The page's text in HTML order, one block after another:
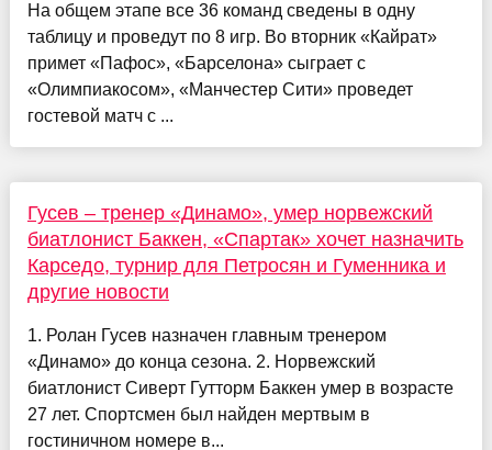
На общем этапе все 36 команд сведены в одну
таблицу и проведут по 8 игр. Во вторник «Кайрат»
примет «Пафос», «Барселона» сыграет с
«Олимпиакосом», «Манчестер Сити» проведет
гостевой матч с ...
Гусев – тренер «Динамо», умер норвежский
биатлонист Баккен, «Спартак» хочет назначить
Карседо, турнир для Петросян и Гуменника и
другие новости
1. Ролан Гусев назначен главным тренером
«Динамо» до конца сезона. 2. Норвежский
биатлонист Сиверт Гутторм Баккен умер в возрасте
27 лет. Спортсмен был найден мертвым в
гостиничном номере в...